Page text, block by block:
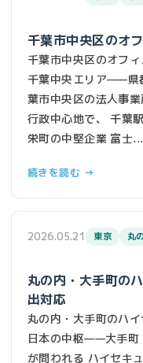
千葉市中央区のオ
千葉市中央区のオフ
千葉中央エリア——県
葉市中央区の法人事
行政中心地で、 千葉
栄町の中堅企業 富士...
続きを読む →
2026.05.21 東京 丸
丸の内・大手町の
出対応
丸の内・大手町のハ
日本の中枢——大手町
が問われる ハイセキ